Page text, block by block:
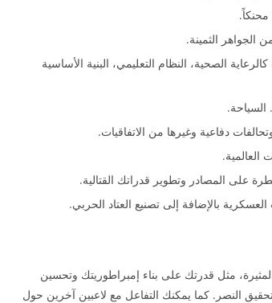
الجواهر الثمينة.
الصحية، النظام التعليمي، البنية الأساسية
السياحة.
دفاعية وغيرها من الاتفاقيات.
العالمية.
على المصادر وتطوير قدراتك القتالية.
والجوانب المثيرة، مثل قدرتك على بناء إمبراطوريتك وتحسين
النصر. كما يمكنك التفاعل مع لاعبين آخرين حول